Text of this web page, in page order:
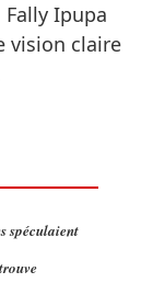
Ipupa
vision claire
spéculaient